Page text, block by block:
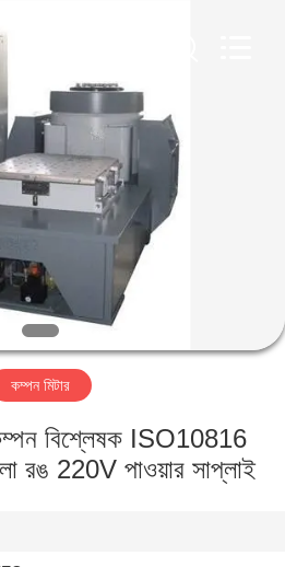
কম্পন মিটার
বিশ্লেষক ISO10816
রঙ 220V পাওয়ার সাপ্লাই